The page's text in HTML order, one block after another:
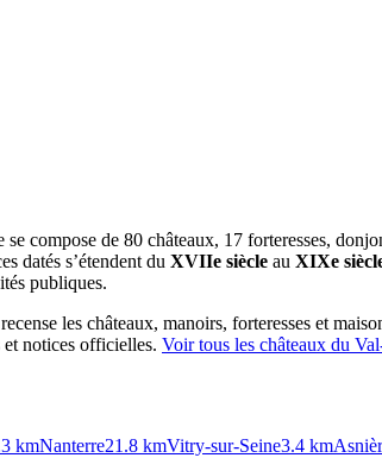
se compose de 80 châteaux, 17 forteresses,
datés s’étendent du XVIIe siècle au XIXe
publiques.
les châteaux, manoirs, forteresses et
notices officielles. Voir tous les châteaux du
kmNanterre21.8 kmVitry-sur-Seine3.4 km